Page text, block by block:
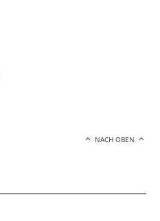
NACH OBEN